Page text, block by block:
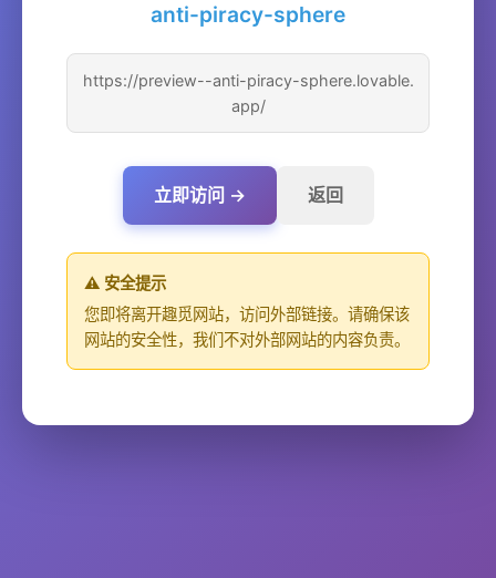
anti-piracy-sphere
https://preview--anti-piracy-sphere.lovable.
app/
立即访问 → 返回
⚠️ 安全提示
您即将离开趣觅网站，访问外部链接。请确保该
网站的安全性，我们不对外部网站的内容负责。